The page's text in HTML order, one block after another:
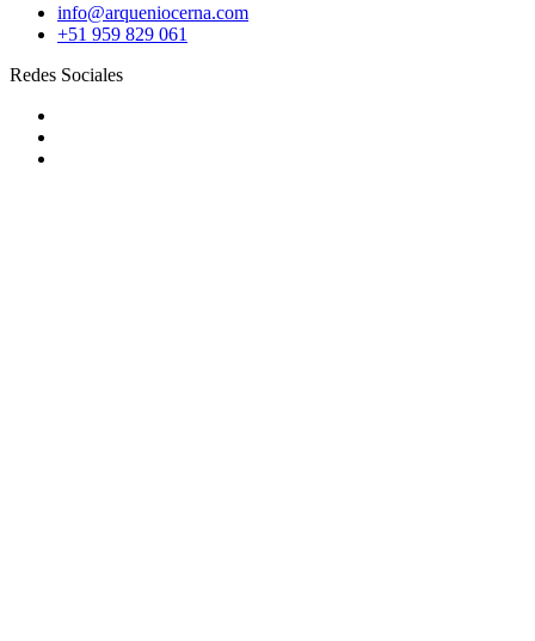
info@arqueniocerna.com
+51 959 829 061
Redes Sociales